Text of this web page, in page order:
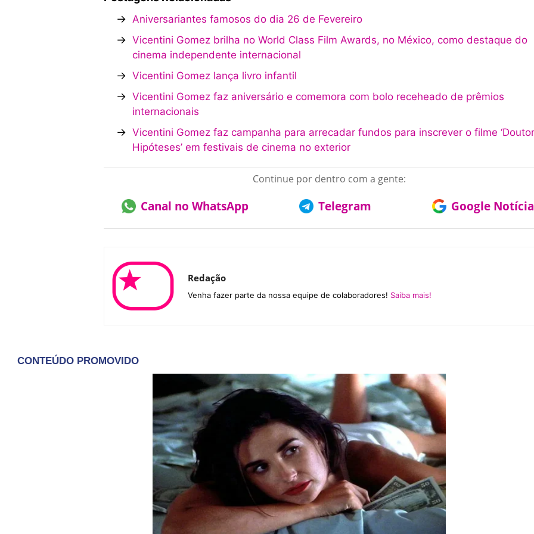
→ Aniversariantes famosos do dia 26 de Fevereiro
→ Vicentini Gomez brilha no World Class Film Awards, no México, como destaque do
cinema independente internacional
→ Vicentini Gomez lança livro infantil
→ Vicentini Gomez faz aniversário e comemora com bolo receheado de prêmios
internacionais
→ Vicentini Gomez faz campanha para arrecadar fundos para inscrever o filme ‘Doutor
Hipóteses’ em festivais de cinema no exterior
Continue por dentro com a gente:
Canal no WhatsApp Telegram Google
Redação
Venha fazer parte da nossa equipe de colaboradores! Saiba mais!